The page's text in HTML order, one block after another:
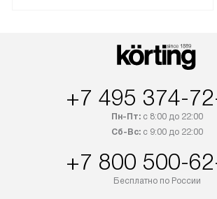
оплачивается дополнительно.
+7 495 374-
Пн-Пт:с 8:00 до 22:00
Сб-Вс:с 9:00 до 22:00
+7 800 500-
Бесплатно по России